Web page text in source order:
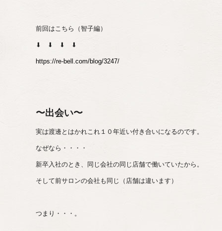
前回はこちら（智子編）
⬇︎ ⬇︎ ⬇︎ ⬇︎
https://re-bell.com/blog/3247/
〜出会い〜
実は渡邊とはかれこれ１０年近い付き合いになるのです。
なぜなら・・・・
新卒入社のとき、同じ会社の同じ店舗で働いていたから。
そして前サロンの会社も同じ（店舗は違います）
つまり・・・。